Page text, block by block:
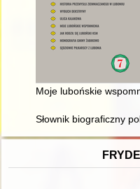
Moje lubońskie
Słownik biograficzny